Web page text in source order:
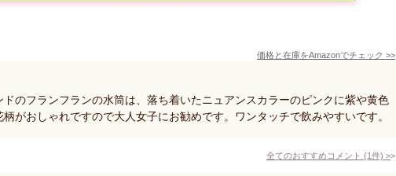
価格と在庫をAmazonでチェック >>
ドのフランフランの水筒は、落ち着いたニュアンスカラーのピンクに紫や黄色
がおしゃれですので大人女子にお勧めです。ワンタッチで飲みやすいです。
全てのおすすめコメント (1件) >